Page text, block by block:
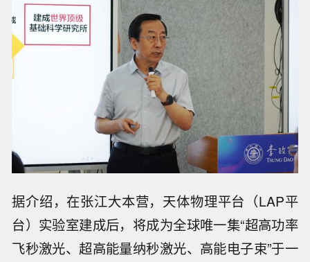
据介绍，在张江大本营，天体物理平台（LAP平
台）实验室建成后，将成为全球唯一集“超高功率
飞秒激光、超高能量纳秒激光、高能电子束”于一